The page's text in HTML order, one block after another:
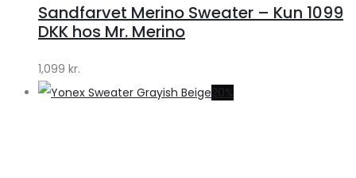
Sandfarvet Merino Sweater – Kun 1099
DKK hos Mr. Merino
1,099 kr.
20%